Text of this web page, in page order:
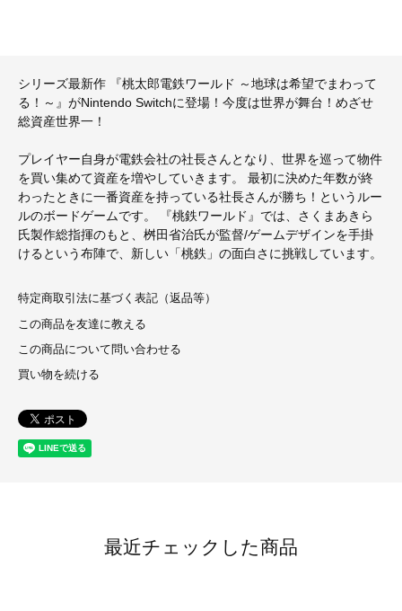
シリーズ最新作 『桃太郎電鉄ワールド ～地球は希望でまわって
る！～』がNintendo Switchに登場！今度は世界が舞台！めざせ
総資産世界一！
プレイヤー自身が電鉄会社の社長さんとなり、世界を巡って物件
を買い集めて資産を増やしていきます。 最初に決めた年数が終
わったときに一番資産を持っている社長さんが勝ち！というルー
ルのボードゲームです。 『桃鉄ワールド』では、さくまあきら
氏製作総指揮のもと、桝田省治氏が監督/ゲームデザインを手掛
けるという布陣で、新しい「桃鉄」の面白さに挑戦しています。
特定商取引法に基づく表記（返品等）
この商品を友達に教える
この商品について問い合わせる
買い物を続ける
最近チェックした商品